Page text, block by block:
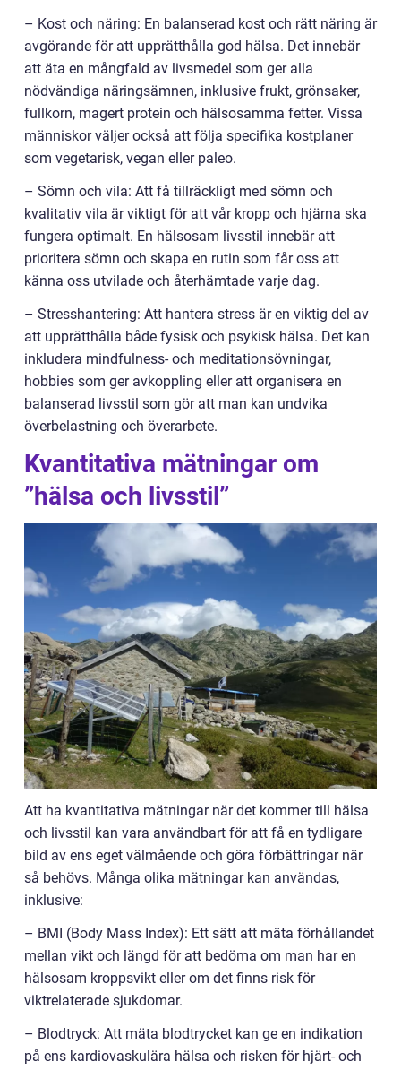
– Kost och näring: En balanserad kost och rätt näring är
avgörande för att upprätthålla god hälsa. Det innebär
att äta en mångfald av livsmedel som ger alla
nödvändiga näringsämnen, inklusive frukt, grönsaker,
fullkorn, magert protein och hälsosamma fetter. Vissa
människor väljer också att följa specifika kostplaner
som vegetarisk, vegan eller paleo.
– Sömn och vila: Att få tillräckligt med sömn och
kvalitativ vila är viktigt för att vår kropp och hjärna ska
fungera optimalt. En hälsosam livsstil innebär att
prioritera sömn och skapa en rutin som får oss att
känna oss utvilade och återhämtade varje dag.
– Stresshantering: Att hantera stress är en viktig del av
att upprätthålla både fysisk och psykisk hälsa. Det kan
inkludera mindfulness- och meditationsövningar,
hobbies som ger avkoppling eller att organisera en
balanserad livsstil som gör att man kan undvika
överbelastning och överarbete.
Kvantitativa mätningar om
”hälsa och livsstil”
Att ha kvantitativa mätningar när det kommer till hälsa
och livsstil kan vara användbart för att få en tydligare
bild av ens eget välmående och göra förbättringar när
så behövs. Många olika mätningar kan användas,
inklusive:
– BMI (Body Mass Index): Ett sätt att mäta förhållandet
mellan vikt och längd för att bedöma om man har en
hälsosam kroppsvikt eller om det finns risk för
viktrelaterade sjukdomar.
– Blodtryck: Att mäta blodtrycket kan ge en indikation
på ens kardiovaskulära hälsa och risken för hjärt- och